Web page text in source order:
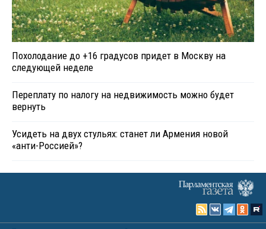
Похолодание до +16 градусов придет в Москву на
следующей неделе
Переплату по налогу на недвижимость можно будет
вернуть
Усидеть на двух стульях: станет ли Армения новой
«анти-Россией»?